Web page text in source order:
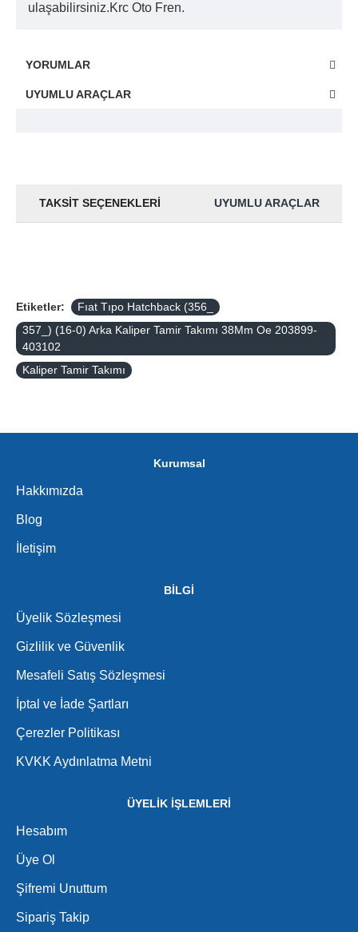
ulaşabilirsiniz.Krc Oto Fren.
YORUMLAR
UYUMLU ARAÇLAR
TAKSIT SEÇENEKLERI UYUMLU ARAÇLAR
Etiketler:
Fıat Tıpo Hatchback (356_
357_) (16-0) Arka Kaliper Tamir Takımı 38Mm Oe 203899-
403102
Kaliper Tamir Takımı
Kurumsal
Hakkımızda
Blog
İletişim
BİLGİ
Üyelik Sözleşmesi
Gizlilik ve Güvenlik
Mesafeli Satış Sözleşmesi
İptal ve İade Şartları
Çerezler Politikası
KVKK Aydınlatma Metni
ÜYELİK İŞLEMLERİ
Hesabım
Üye Ol
Şifremi Unuttum
Sipariş Takip